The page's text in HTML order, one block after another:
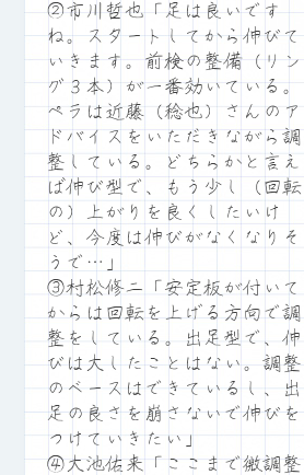
②市川哲也「足は良いです
ね。スタートしてから伸びて
いきます。前検の整備（リン
グ３本）が一番効いている。
ペラは近藤（稔也）さんのア
ドバイスをいただきながら調
整している。どちらかと言え
ば伸び型で、もう少し（回転
の）上がりを良くしたいけ
ど、今度は伸びがなくなりそ
うで…」
③村松修二「安定板が付いて
からは回転を上げる方向で調
整をしている。出足型で、伸
びは大したことはない。調整
のベースはできているし、出
足の良さを崩さないで伸びを
つけていきたい」
④大池佑来「ここまで微調整